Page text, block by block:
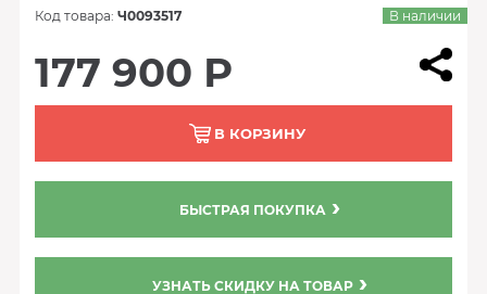
Код товара: Ч0093517 В наличии
177 900 Р
В КОРЗИНУ
БЫСТРАЯ ПОКУПКА
УЗНАТЬ СКИДКУ НА ТОВАР